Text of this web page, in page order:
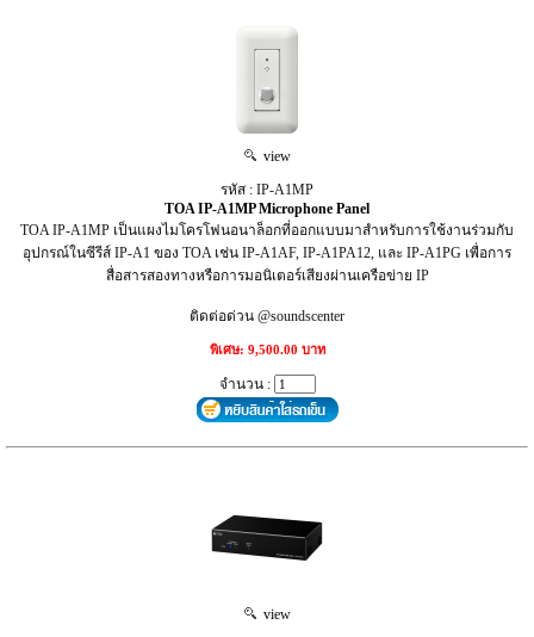
view
รหัส : IP-A1MP
TOA IP-A1MP Microphone Panel
TOA IP-A1MP เป็นแผงไมโครโฟนอนาล็อกที่ออกแบบมาสำหรับการใช้งานร่วมกับ
อุปกรณ์ในซีรีส์ IP-A1 ของ TOA เช่น IP-A1AF, IP-A1PA12, และ IP-A1PG เพื่อการ
สื่อสารสองทางหรือการมอนิเตอร์เสียงผ่านเครือข่าย IP
ติดต่อด่วน @soundscenter
พิเศษ: 9,500.00 บาท
จำนวน :
view